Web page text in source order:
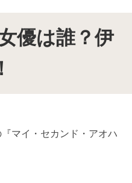
優は誰？伊
マイ・セカンド・アオハ